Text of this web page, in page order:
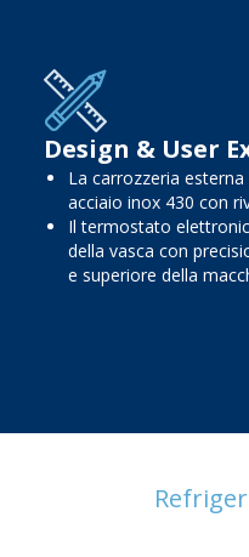
Design & User
La carrozzeria
acciaio inox 430 con
Il termostato
della vasca con
e superiore della